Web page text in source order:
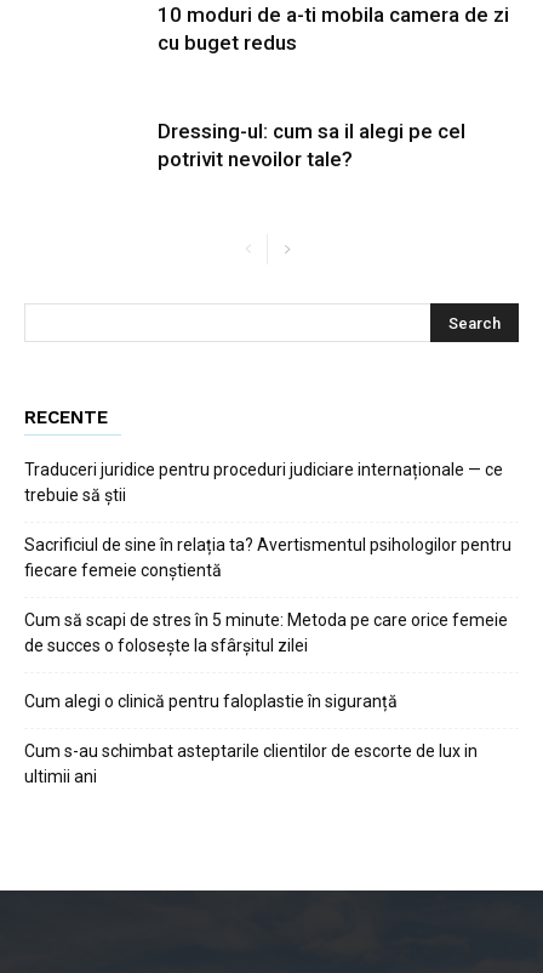
10 moduri de a-ti mobila camera de zi
cu buget redus
Dressing-ul: cum sa il alegi pe cel
potrivit nevoilor tale?
RECENTE
Traduceri juridice pentru proceduri judiciare internaționale — ce
trebuie să știi
Sacrificiul de sine în relația ta? Avertismentul psihologilor pentru
fiecare femeie conștientă
Cum să scapi de stres în 5 minute: Metoda pe care orice femeie
de succes o folosește la sfârșitul zilei
Cum alegi o clinică pentru faloplastie în siguranță
Cum s-au schimbat asteptarile clientilor de escorte de lux in
ultimii ani